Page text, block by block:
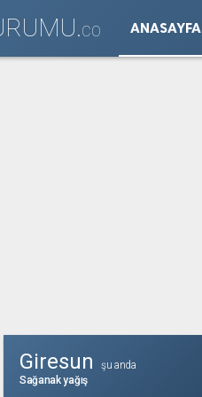
CO ANASAYFA
Giresun
şu anda
Sağanak yağış